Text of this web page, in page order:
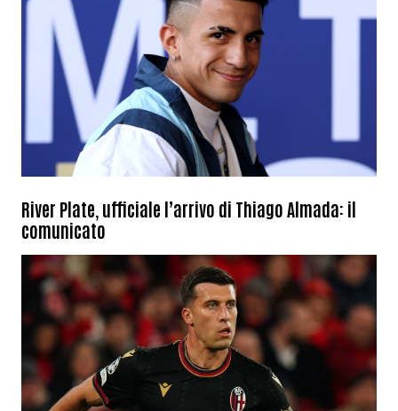
River Plate, ufficiale l’arrivo di Thiago Almada: il
comunicato